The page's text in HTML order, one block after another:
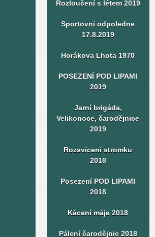
Rozloučení s létem 2019
Sportovní odpoledne
17.8.2019
Horákova Lhota 1970
POSEZENÍ POD LIPAMI
2019
Jarní brigáda,
Velikonoce, čarodějnice
2019
Rozsvícení stromku
2018
Posezení POD LIPAMI
2018
Kácení máje 2018
Pálení čarodějnic 2018